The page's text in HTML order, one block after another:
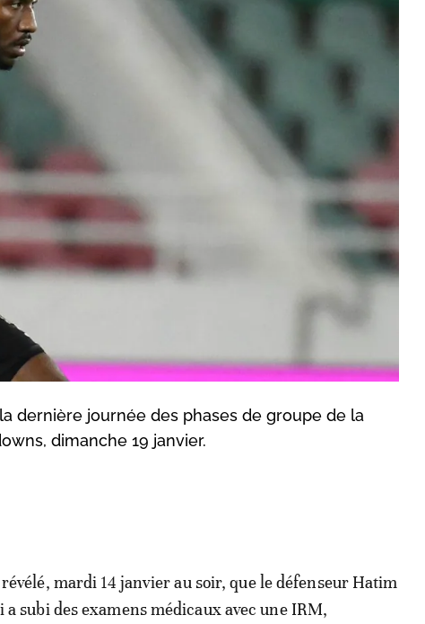
dernière journée des phases de groupe de la
dimanche 19 janvier.
révélé, mardi 14 janvier au soir, que le défenseur Hatim
a subi des examens médicaux avec une IRM,